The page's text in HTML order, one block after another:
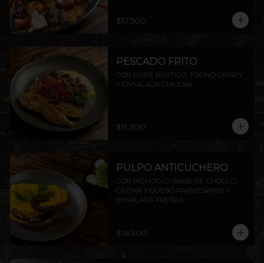
$17.500
PESCADO FRITO
CON PURÉ RÚSTICO, TOCINO CRISPY
Y ENSALADA CHILENA.
$11.300
PULPO ANTICUCHERO
CON RICHOCLO (BASE DE CHOCLO,
CREMA Y QUESO PARMESANO) Y
ENSALADA FRESCA.
$16.300